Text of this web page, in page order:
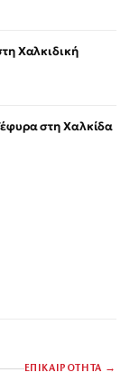
Χαλκιδική
στη Χαλκίδα
ΕΠΙΚΑΙΡΟΤΗΤΑ